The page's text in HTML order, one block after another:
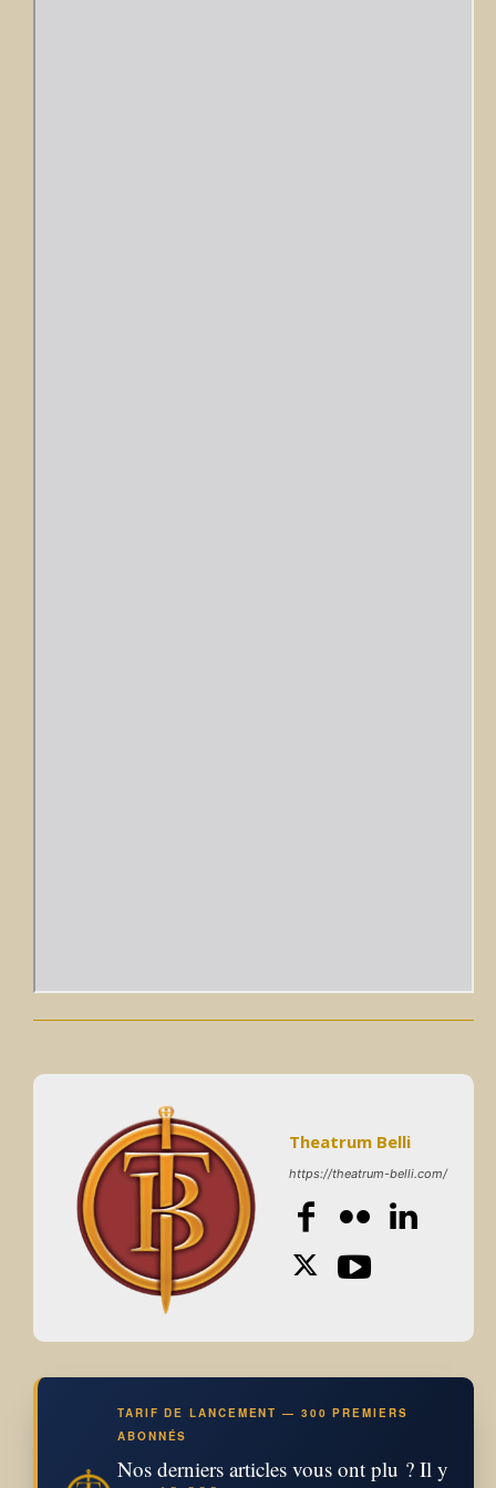
Theatrum Belli
https://theatrum-belli.com/
TARIF DE LANCEMENT — 300 PREMIERS
ABONNÉS
Nos derniers articles vous ont plu ? Il y